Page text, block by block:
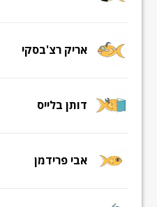
אריק רצ'בסקי
דותן בלייס
אבי פרידמן